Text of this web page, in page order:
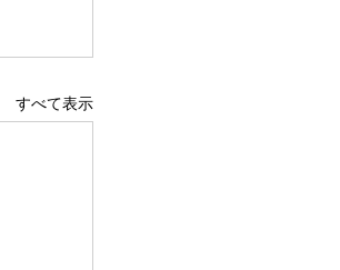
すべて表示